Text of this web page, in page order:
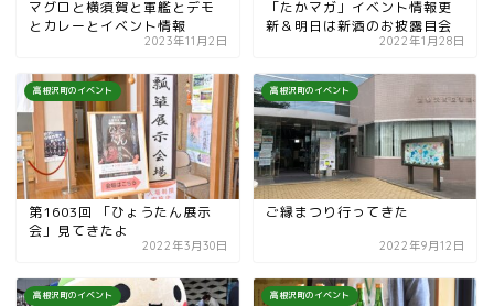
マグロと横須賀と軍艦とデモ
とカレーとイベント情報
2023年11月2日
「たかマガ」イベント情報更
新＆明日は新酒のお披露目会
2022年1月28日
高根沢町のイベント
第1603回 「ひょうたん展示
会」見てきたよ
2022年3月30日
高根沢町のイベント
ご縁まつり行ってきた
2022年9月12日
高根沢町のイベント 高根沢町のイベント